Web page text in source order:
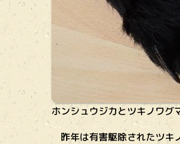
ホンシュウジカとツキノワグ
昨年は有害駆除されたツキ